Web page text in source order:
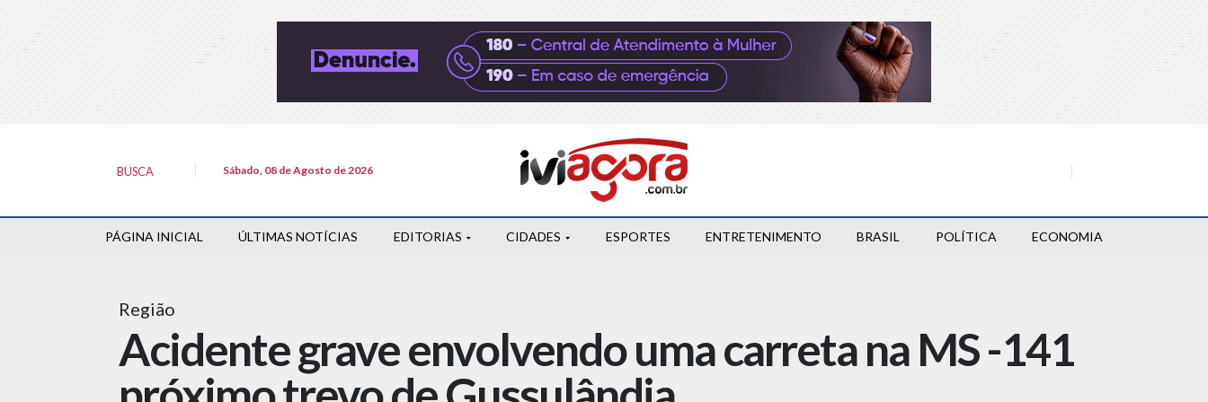
BUSCA Sábado, 08 de Agosto de 2026
PÁGINA INICIAL ÚLTIMAS NOTÍCIAS EDITORIAS CIDADES ESPORTES ENTRETENIMENTO BRASIL POLÍTICA ECONOMIA
Região
Acidente grave envolvendo uma carreta na MS -141